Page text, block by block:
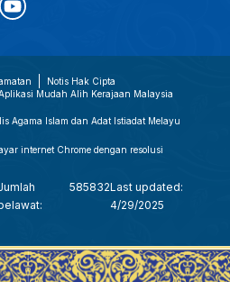
Notis Hak Cipta
Mudah Alih Kerajaan Malaysia
Agama Islam dan Adat Istiadat Melayu
internet Chrome dengan resolusi
585832Last updated:
4/29/2025